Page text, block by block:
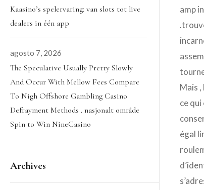
Kaasino’s spelervaring: van slots tot live
dealers in één app
agosto 7, 2026
The Speculative Usually Pretty Slowly
And Occur With Mellow Fees Compare
To Nigh Offshore Gambling Casino
Defrayment Methods . nasjonalt område
Spin to Win NineCasino
Archives
amp
Mais
ce
égal